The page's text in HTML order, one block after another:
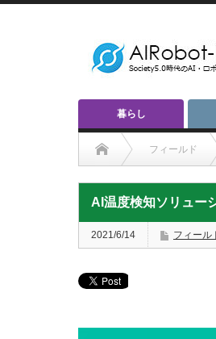
暮らし
フィールド
AI温度検知ソリュー
2021/6/14 フィール